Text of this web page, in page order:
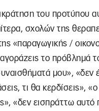
του προτύπου
σχολών της
«παραγωγικής /
το πρόβλημά
μου», «δεν
τι θα κερδίσεις»,
«δεν εισπράττω